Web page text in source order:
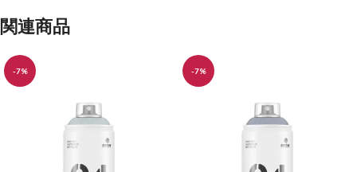
関連商品
-7% -7%